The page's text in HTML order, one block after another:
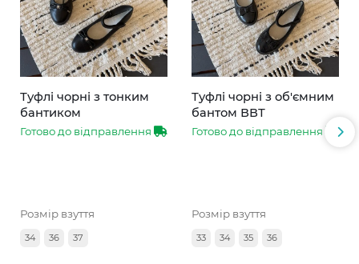
Туфлі чорні з тонким
бантиком
Готово до відправлення
Розмір взуття
34 36 37
Туфлі чорні з об'ємним
бантом ВВТ
Готово до відправлення
Розмір взуття
33 34 35 36